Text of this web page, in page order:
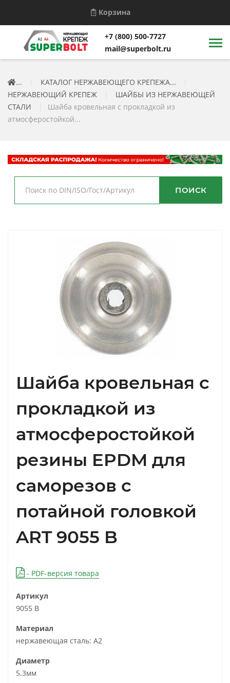
Корзина
+7 (800) 500-7727
mail@superbolt.ru
... КАТАЛОГ НЕРЖАВЕЮЩЕГО КРЕПЕЖА...
НЕРЖАВЕЮЩИЙ КРЕПЕЖ
ШАЙБЫ ИЗ НЕРЖАВЕЮЩЕЙ
СТАЛИ
Шайба кровельная с прокладкой из
атмосферостойкой...
ПОИСК
Шайба кровельная с
прокладкой из
атмосферостойкой
резины EPDM для
саморезов с
потайной головкой
ART 9055 B
- PDF-версия товара
Артикул
9055 B
Материал
нержавеющая сталь: А2
Диаметр
5.3мм